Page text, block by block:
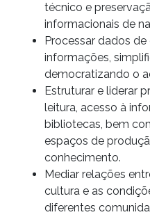
técnico e
informacionais de
Processar dados
informações,
democratizando o
Estruturar e liderar
leitura, acesso à
bibliotecas, bem
espaços de
conhecimento.
Mediar relações
cultura e as
diferentes